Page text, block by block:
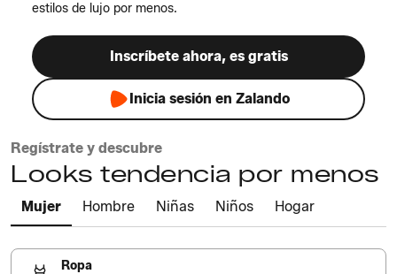
estilos de lujo por menos.
Inscríbete ahora, es gratis
Inicia sesión en Zalando
Regístrate y descubre
Looks tendencia por menos
Mujer Hombre Niñas Niños Hogar
Ropa